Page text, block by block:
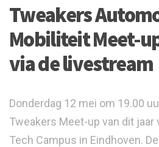
Tweakers
Mobiliteit Meet-
via de livestream
Donderdag 12 mei om 19.00
Tweakers Meet-up van dit jaar
Tech Campus in Eindhoven.